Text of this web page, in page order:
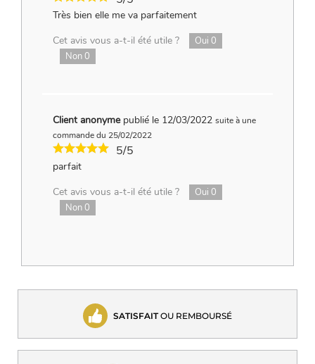
Très bien elle me va parfaitement
Cet avis vous a-t-il été utile ?
Oui 0
Non0
Client anonyme publié le 12/03/2022 suite à une
commande du 25/02/2022
5/5
parfait
Cet avis vous a-t-il été utile ?
Oui 0
Non0
SATISFAITOU REMBOURSÉ